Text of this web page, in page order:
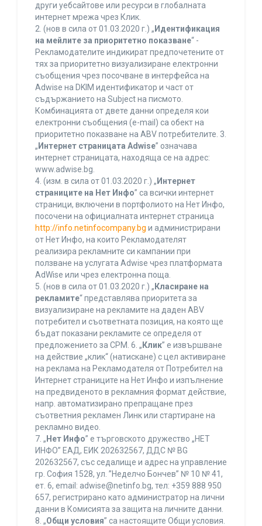
други уебсайтове или ресурси в глобалната
интернет мрежа чрез Клик.
2. (нов в сила от 01.03.2020 г.) „ Идентификация
на мейлите за приоритетно показване“ -
Рекламодателите индикират предпочетените от
тях за приоритетно визуализиране електронни
съобщения чрез посочване в интерфейса на
Adwise на DKIM идентификатор и част от
съдържанието на Subject на писмото.
Комбинацията от двете данни определя кои
електронни съобщения (e-mail) са обект на
приоритетно показване на ABV потребителите. 3.
„ Интернет страницата Adwise” означава
интернет страницата, находяща се на адрес:
www.adwise.bg.
4. (изм. в сила от 01.03.2020 г.) „ Интернет
страниците на Нет Инфо” са всички интернет
страници, включени в портфолиото на Нет Инфо,
посочени на официалната интернет страница
http://info.netinfocompany.bg и администрирани
от Нет Инфо, на които Рекламодателят
реализира рекламните си кампании при
ползване на услугата Adwise чрез платформата
AdWise или чрез електронна поща.
5. (нов в сила от 01.03.2020 г.) „ Класиране на
рекламите“ представлява приоритета за
визуализиране на рекламите на даден ABV
потребител и съответната позиция, на която ще
бъдат показани рекламите се определя от
предложението за CPM. 6. „ Клик” е извършване
на действие „клик“ (натискане) с цел активиране
на реклама на Рекламодателя от Потребител на
Интернет страниците на Нет Инфо и изпълнение
на предвиденото в рекламния формат действие,
напр. автоматизирано препращане през
съответния рекламен Линк или стартиране на
рекламно видео.
7. „ Нет Инфо” е търговското дружество „НЕТ
ИНФО” ЕАД, ЕИК 202632567, ДДС № BG
202632567, със седалище и адрес на управление
гр. София 1528, ул. ”Неделчо Бончев” № 10 № 41,
ет. 6, еmail: adwise@netinfo.bg, тел: +359 888 950
657, регистрирано като администратор на лични
данни в Комисията за защита на личните данни.
8. „Общи условия” са настоящите Общи условия.